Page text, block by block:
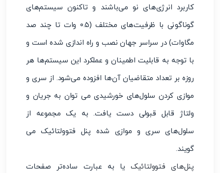
کاربرد انرژی‌های نو می‌باشند و تاکنون سیستم‌های
گوناگونی با ظرفیت‌های مختلف (۰.۵ وات تا چند صد
مگاوات) در سراسر جهان نصب و راه اندازی شده است و
با توجه به قابلیت اطمینان و عملکرد این سیستم‌ها هر
روزه بر تعداد متقاضیان آن‌ها افزوده می‌شود. از سری و
موازی کردن سلول‌های خورشیدی می توان به جریان و
ولتاژ قابل قبولی دست یافت. به یک مجموعه از
سلول‌های سری و موازی شده پنل فتوولتائیک می
گویند.
پنل‌های فتوولتائیک یا به عبارت ساده‌تر صفحات